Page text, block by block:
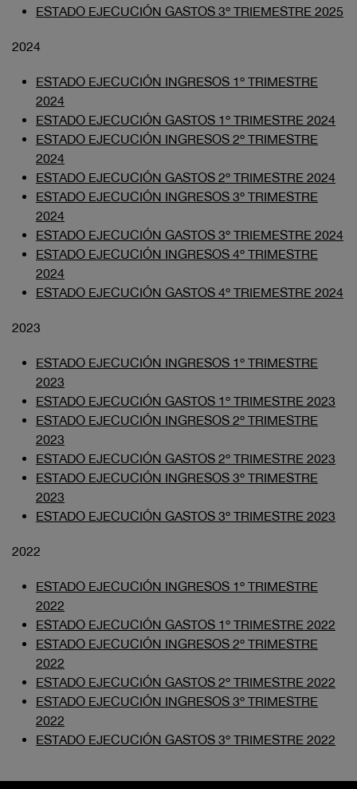
ESTADO EJECUCIÓN GASTOS 3º TRIEMESTRE 2025
2024
ESTADO EJECUCIÓN INGRESOS 1º TRIMESTRE
2024
ESTADO EJECUCIÓN GASTOS 1º TRIMESTRE 2024
ESTADO EJECUCIÓN INGRESOS 2º TRIMESTRE
2024
ESTADO EJECUCIÓN GASTOS 2º TRIMESTRE 2024
ESTADO EJECUCIÓN INGRESOS 3º TRIMESTRE
2024
ESTADO EJECUCIÓN GASTOS 3º TRIEMESTRE 2024
ESTADO EJECUCIÓN INGRESOS 4º TRIMESTRE
2024
ESTADO EJECUCIÓN GASTOS 4º TRIEMESTRE 2024
2023
ESTADO EJECUCIÓN INGRESOS 1º TRIMESTRE
2023
ESTADO EJECUCIÓN GASTOS 1º TRIMESTRE 2023
ESTADO EJECUCIÓN INGRESOS 2º TRIMESTRE
2023
ESTADO EJECUCIÓN GASTOS 2º TRIMESTRE 2023
ESTADO EJECUCIÓN INGRESOS 3º TRIMESTRE
2023
ESTADO EJECUCIÓN GASTOS 3º TRIMESTRE 2023
2022
ESTADO EJECUCIÓN INGRESOS 1º TRIMESTRE
2022
ESTADO EJECUCIÓN GASTOS 1º TRIMESTRE 2022
ESTADO EJECUCIÓN INGRESOS 2º TRIMESTRE
2022
ESTADO EJECUCIÓN GASTOS 2º TRIMESTRE 2022
ESTADO EJECUCIÓN INGRESOS 3º TRIMESTRE
2022
ESTADO EJECUCIÓN GASTOS 3º TRIMESTRE 2022